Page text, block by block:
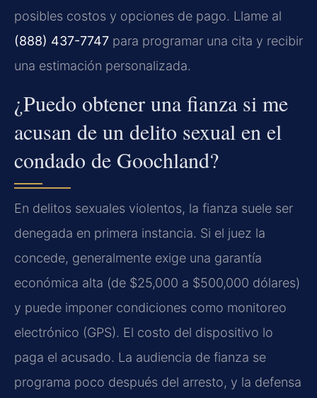
posibles costos y opciones de pago. Llame al
(888) 437-7747 para programar una cita y recibir
una estimación personalizada.
¿Puedo obtener una fianza si me
acusan de un delito sexual en el
condado de Goochland?
En delitos sexuales violentos, la fianza suele ser
denegada en primera instancia. Si el juez la
concede, generalmente exige una garantía
económica alta (de $25,000 a $500,000 dólares)
y puede imponer condiciones como monitoreo
electrónico (GPS). El costo del dispositivo lo
paga el acusado. La audiencia de fianza se
programa poco después del arresto, y la defensa